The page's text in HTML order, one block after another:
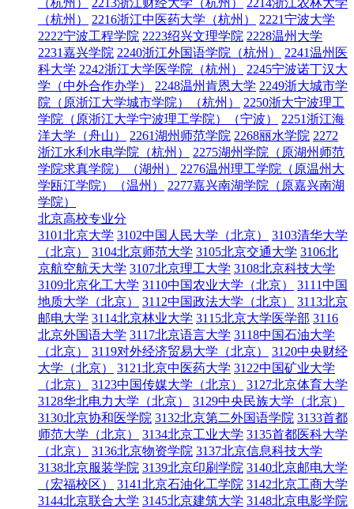
（杭州）
2216浙江中医药大学（杭州）
2221宁波大学
2222宁波工程学院 2223绍兴文理学院 2228温州大学
2231嘉兴学院 2240浙江外国语学院（杭州）
2241温州医
科大学 2242浙江大学医学院（杭州）
2245宁波诺丁汉大
学（中外合作办学）
2248温州肯恩大学 2249浙大城市学
院（原浙江大学城市学院）（杭州）
2250浙大宁波理工
学院（原浙江大学宁波理工学院）（宁波）
2251浙江海
洋大学（舟山）
2261湖州师范学院 2268丽水学院 2272
浙江水利水电学院（杭州）
2275湖州学院（原湖州师范
学院求真学院）（湖州）
2276温州理工学院（原温州大
学瓯江学院）（温州）
2277嘉兴南湖学院（原嘉兴南湖
学院）
北京高校专业分
3101北京大学 3102中国人民大学（北京）
3103清华大学
（北京）
3104北京师范大学 3105北京交通大学 3106北
京航空航天大学 3107北京理工大学 3108北京科技大学
3109北京化工大学 3110中国农业大学（北京）
3111中国
地质大学（北京）
3112中国政法大学（北京）
3113北京
邮电大学 3114北京林业大学 3115北京大学医学部 3116
北京外国语大学 3117北京语言大学 3118中国石油大学
（北京）
3119对外经济贸易大学（北京）
3120中央财经
大学（北京）
3121北京中医药大学 3122中国矿业大学
（北京）
3123中国传媒大学（北京）
3127北京体育大学
3128华北电力大学（北京）
3129中央民族大学（北京）
3130北京协和医学院 3132北京第二外国语学院 3133首都
师范大学（北京）
3134北京工业大学 3135首都医科大学
（北京）
3136北京物资学院 3137北京信息科技大学
3138北京服装学院 3139北京印刷学院 3140北京邮电大学
（宏福校区）
3141北京石油化工学院 3142北京工商大学
3144北京联合大学 3145北京建筑大学 3148北京电影学院